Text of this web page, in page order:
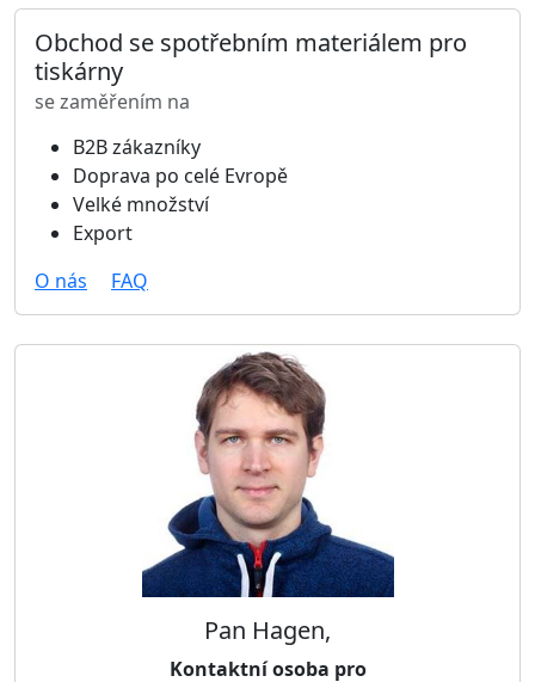
Obchod se spotřebním materiálem pro
tiskárny
se zaměřením na
B2B zákazníky
Doprava po celé Evropě
Velké množství
Export
O nás
FAQ
Pan Hagen,
Kontaktní osoba pro